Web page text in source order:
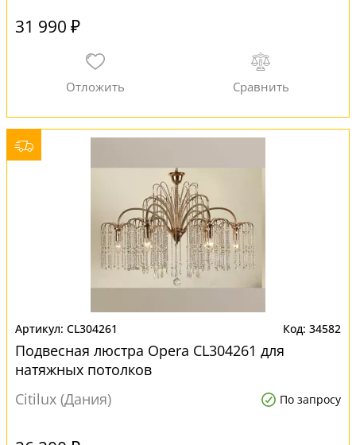
31 990 ₽
CL304261 34582
Подвесная люстра Opera CL304261 для
натяжных потолков
Citilux (Дания)
По запросу